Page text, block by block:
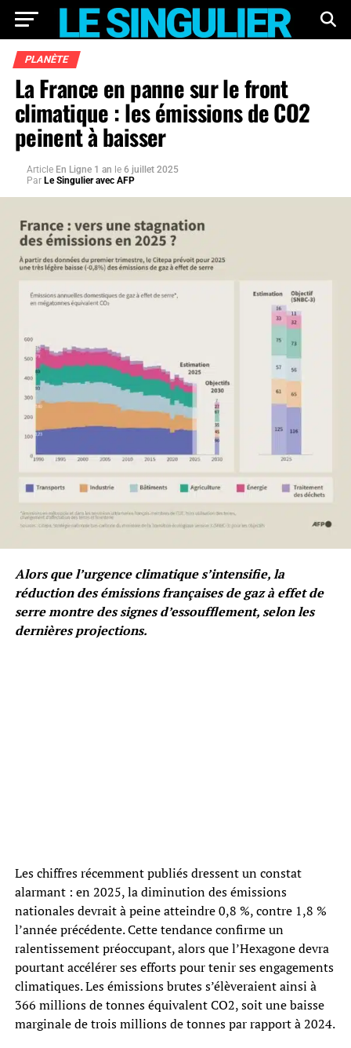
PLANÈTE
La France en panne sur le front
climatique : les émissions de CO2
peinent à baisser
Article En Ligne 1 an le 6 juillet 2025
Par Le Singulier avec AFP
Alors que l’urgence climatique s’intensifie, la
réduction des émissions françaises de gaz à effet de
serre montre des signes d’essoufflement, selon les
dernières projections.
Les chiffres récemment publiés dressent un constat
alarmant : en 2025, la diminution des émissions
nationales devrait à peine atteindre 0,8 %, contre 1,8 %
l’année précédente. Cette tendance confirme un
ralentissement préoccupant, alors que l’Hexagone devra
pourtant accélérer ses efforts pour tenir ses engagements
climatiques. Les émissions brutes s’élèveraient ainsi à
366 millions de tonnes équivalent CO2, soit une baisse
marginale de trois millions de tonnes par rapport à 2024.